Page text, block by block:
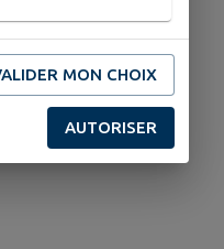
MON CHOIX
AUTORISER